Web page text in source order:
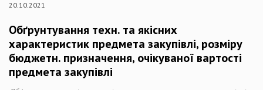
20.10.2021
Обґрунтування техн. та якісних
характеристик предмета закупівлі, розміру
бюджетн. призначення, очікуваної вартості
предмета закупівлі